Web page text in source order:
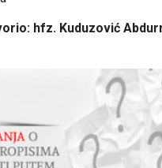
hfz. Kuduzović